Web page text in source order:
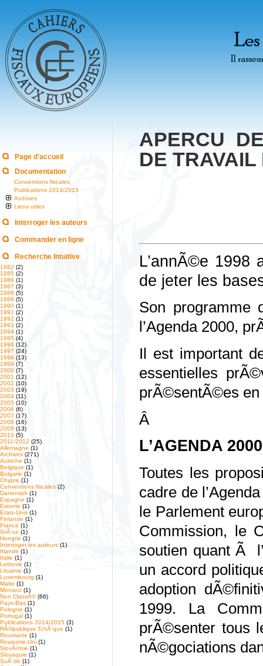
Page d'accueil
Documentation
Conventions fiscales
Publications 2014/2015
Archives
Liens utiles
Interroger les auteurs
Commander en ligne
Recherche Intuitive
1982 (2)
1985 (2)
1986 (1)
1987 (3)
1988 (5)
1989 (5)
1990 (1)
1991 (2)
1992 (1)
1993 (2)
1994 (1)
1995 (4)
1996 (12)
1997 (24)
1998 (13)
1999 (7)
2000 (7)
2001 (12)
2002 (10)
2003 (19)
2004 (11)
2005 (10)
2006 (6)
2007 (17)
2008 (16)
2009 (13)
2010 (5)
2011/2012 (25)
Allemagne (1)
Archives (271)
Autriche (1)
Belgique (1)
Bulgarie (1)
Chypre (1)
Conventions fiscales (2)
Danemark (1)
Espagne (1)
Estonie (1)
Etats-Unis (1)
Finlande (1)
France (1)
GrÃ¨ce (1)
Hongrie (1)
Interroger les auteurs (1)
Irlande (1)
Italie (1)
Lettonie (1)
Lituanie (1)
Luxembourg (1)
Malte (1)
Monaco (1)
Non ClassÃ©(66)
Pays-Bas (1)
Pologne (1)
Portugal (1)
Publications 2014/2015 (3)
RÃ©publique TchÃ¨que (1)
Roumanie (1)
Royaume-Uni (1)
SlovÃ©nie (1)
Slovaquie (1)
SuÃ¨de (1)
APERCU
DE
L’annÃ©e
de jeter les
Son programme
l’Agenda 2000,
Il est important
essentielles
prÃ©sentÃ©es en
Â
L’AGENDA 2000
Toutes les
cadre de
le Parlement
Commission, le
soutien quant Ã
un accord
adoption
1999. La
prÃ©senter tous
nÃ©gociations